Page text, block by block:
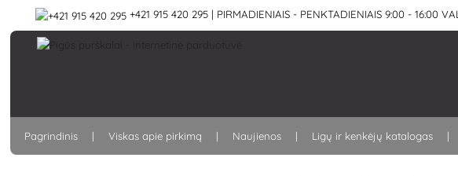
+421 915 420 295 | PIRMADIENIAIS - PENKTADIENIAIS 9:00 - 16:00 VAL
Pagrindinis Viskas apie pirkimą Naujienos Ligų ir kenkėjų katalogas